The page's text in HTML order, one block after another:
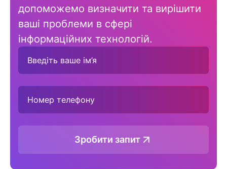
допоможемо визначити та вирішити
ваші проблеми в сфері
інформаційних технологій.
Зробити запит